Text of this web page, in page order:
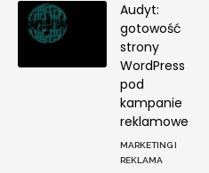
Audyt:
gotowość
strony
WordPress
pod
kampanie
reklamowe
MARKETING I
REKLAMA